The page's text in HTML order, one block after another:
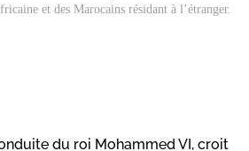
et des Marocains résidant à l’étranger.
du roi Mohammed VI, croit